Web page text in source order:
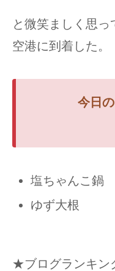
と微笑ましく思
空港に到着した。
今日
塩ちゃんこ鍋
ゆず大根
★ブログランキン